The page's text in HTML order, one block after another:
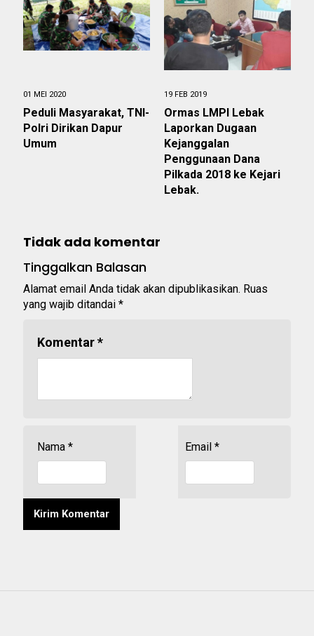
01 MEI 2020
Peduli Masyarakat, TNI-
Polri Dirikan Dapur
Umum
19 FEB 2019
Ormas LMPI Lebak
Laporkan Dugaan
Kejanggalan
Penggunaan Dana
Pilkada 2018 ke Kejari
Lebak.
Tidak ada komentar
Tinggalkan Balasan
Alamat email Anda tidak akan dipublikasikan. Ruas
yang wajib ditandai *
Komentar*
Nama * Email *